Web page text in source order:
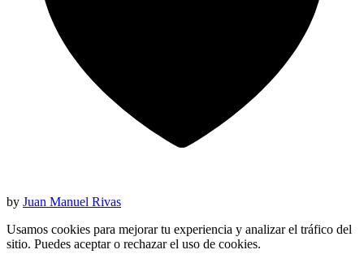
by Juan Manuel Rivas
Usamos cookies para mejorar tu experiencia y analizar el tráfico del
sitio. Puedes aceptar o rechazar el uso de cookies.